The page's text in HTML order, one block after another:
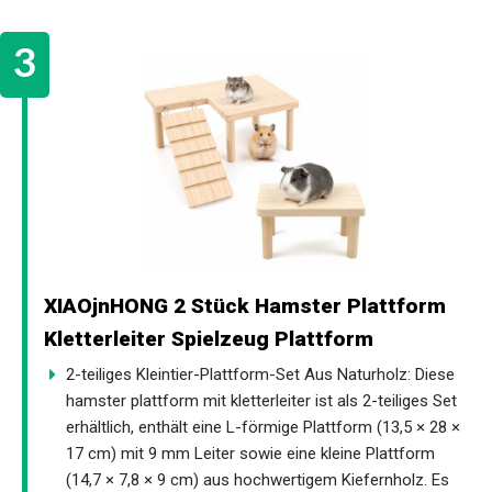
XIAOjnHONG 2 Stück Hamster Plattform
Kletterleiter Spielzeug Plattform
2-teiliges Kleintier-Plattform-Set Aus Naturholz: Diese
hamster plattform mit kletterleiter ist als 2-teiliges Set
erhältlich, enthält eine L-förmige Plattform (13,5 × 28 ×
17 cm) mit 9 mm Leiter sowie eine kleine Plattform
(14,7 × 7,8 × 9 cm) aus hochwertigem Kiefernholz. Es